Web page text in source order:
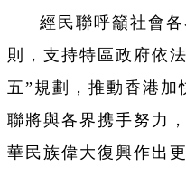
經民聯呼籲社會
則，支持特區政府依
五”規劃，推動香港加
聯將與各界携手努力
華民族偉大復興作